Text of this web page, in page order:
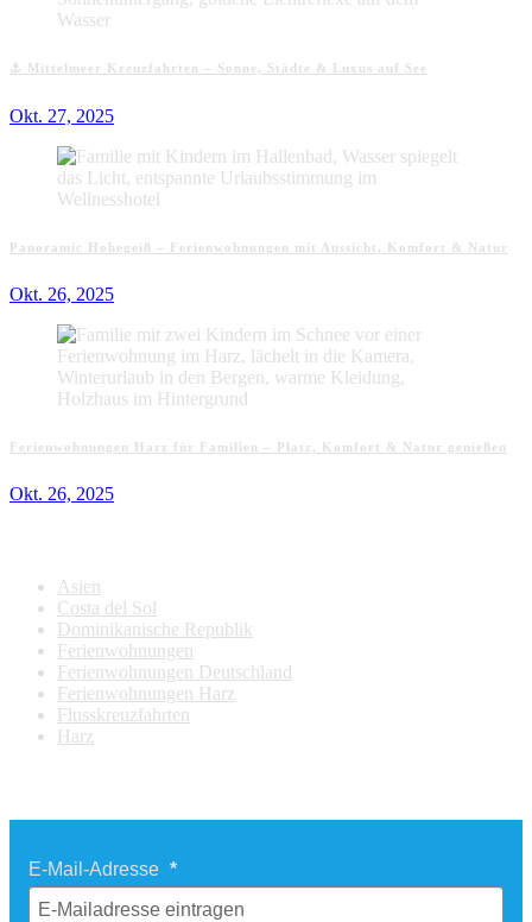
⚓ Mittelmeer Kreuzfahrten – Sonne, Städte & Luxus auf See
Okt. 27, 2025
Panoramic Hohegeiß – Ferienwohnungen mit Aussicht, Komfort & Natur
Okt. 26, 2025
Ferienwohnungen Harz für Familien – Platz, Komfort & Natur genießen
Okt. 26, 2025
Asien
Costa del Sol
Dominikanische Republik
Ferienwohnungen
Ferienwohnungen Deutschland
Ferienwohnungen Harz
Flusskreuzfahrten
Harz
E-Mail-Adresse